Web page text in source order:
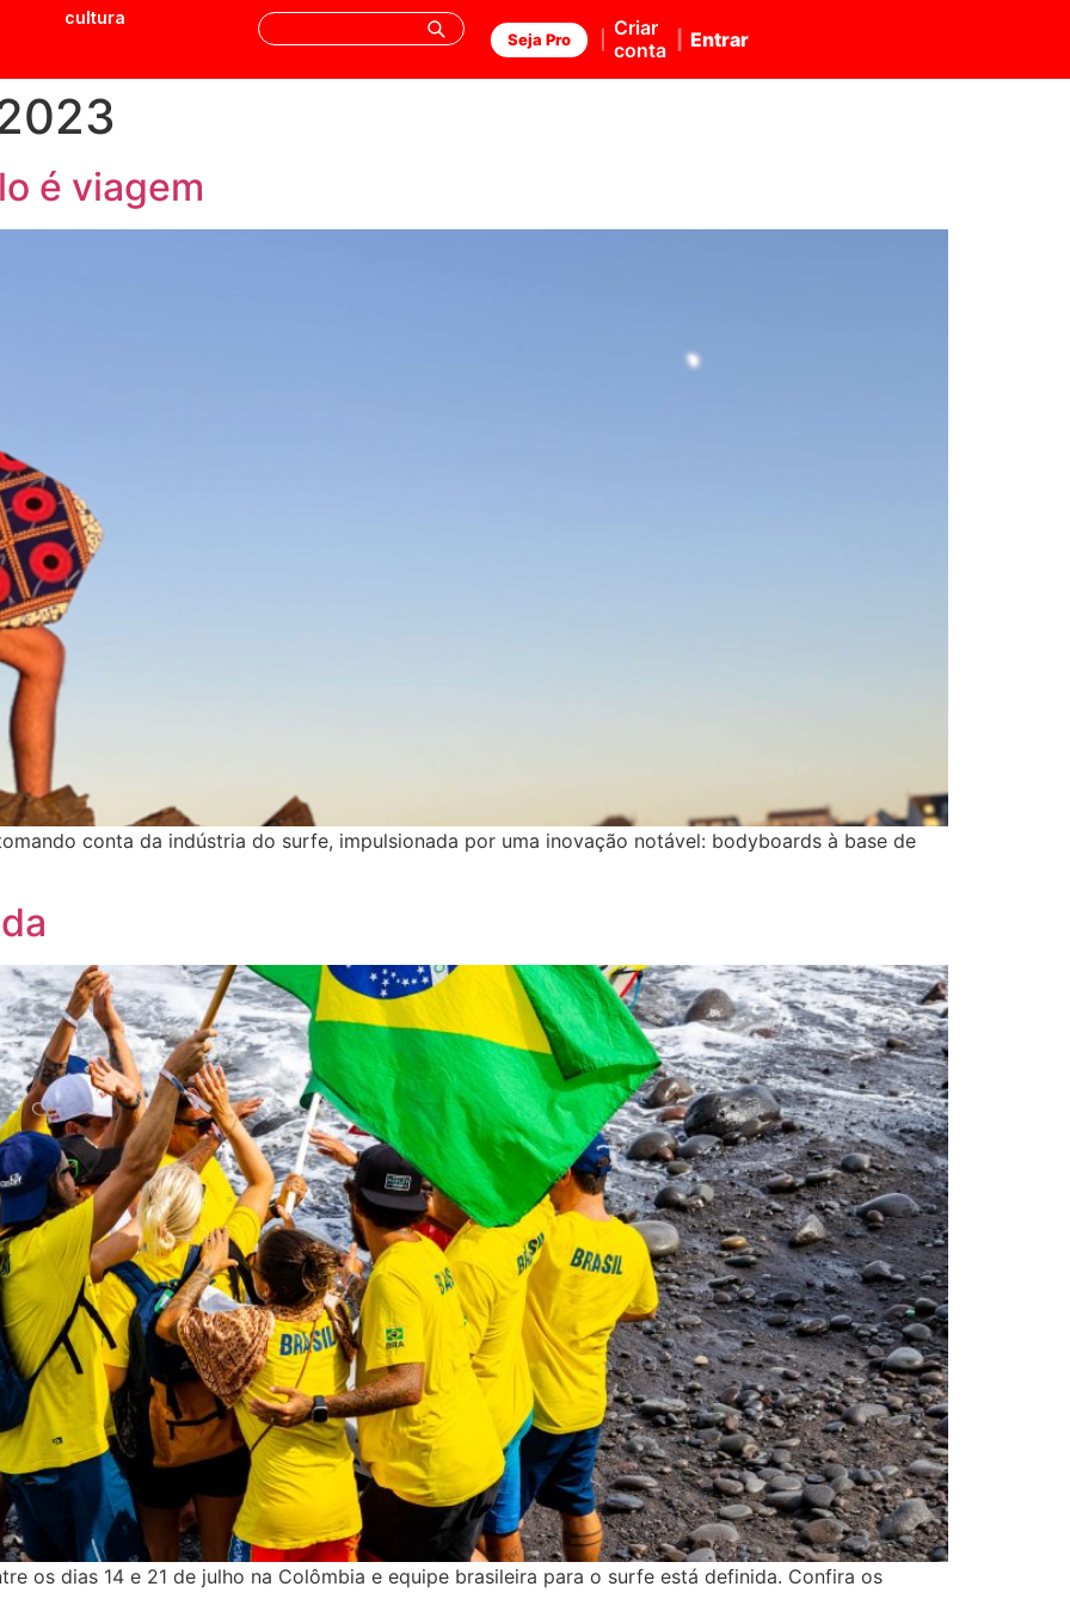
cultura
Seja Pro
Criar
conta
Entrar
é viagem
conta da indústria do surfe, impulsionada por uma inovação notável: bodyboards à base de
os dias 14 e 21 de julho na Colômbia e equipe brasileira para o surfe está definida. Confira os